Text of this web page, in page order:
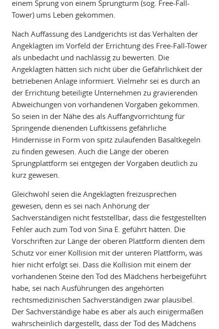
einem Sprung von einem Sprungturm (sog. Free-Fall-
Tower) ums Leben gekommen.
Nach Auffassung des Landgerichts ist das Verhalten der
Angeklagten im Vorfeld der Errichtung des Free-Fall-Tower
als unbedacht und nachlässig zu bewerten. Die
Angeklagten hätten sich nicht über die Gefährlichkeit der
betriebenen Anlage informiert. Vielmehr sei es durch an
der Errichtung beteiligte Unternehmen zu gravierenden
Abweichungen von vorhandenen Vorgaben gekommen.
So seien in der Nähe des als Auffangvorrichtung für
Springende dienenden Luftkissens gefährliche
Hindernisse in Form von spitz zulaufenden Basaltkegeln
zu finden gewesen. Auch die Länge der oberen
Sprungplattform sei entgegen der Vorgaben deutlich zu
kurz gewesen.
Gleichwohl seien die Angeklagten freizusprechen
gewesen, denn es sei nach Anhörung der
Sachverständigen nicht feststellbar, dass die festgestellten
Fehler auch zum Tod von Sina E. geführt hätten. Die
Vorschriften zur Länge der oberen Plattform dienten dem
Schutz vor einer Kollision mit der unteren Plattform, was
hier nicht erfolgt sei. Dass die Kollision mit einem der
vorhandenen Steine den Tod des Mädchens herbeigeführt
habe, sei nach Ausführungen des angehörten
rechtsmedizinischen Sachverständigen zwar plausibel.
Der Sachverständige habe es aber als auch einigermaßen
wahrscheinlich dargestellt, dass der Tod des Mädchens